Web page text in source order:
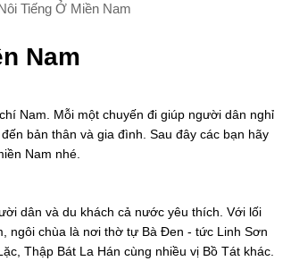
Tiếng Ở Miền Nam
Nam
Nam. Mỗi một chuyến đi giúp người dân nghỉ
bản thân và gia đình. Sau đây các bạn hãy
Nam nhé.
dân và du khách cả nước yêu thích. Với lối
ngôi chùa là nơi thờ tự Bà Đen - tức Linh Sơn
Thập Bát La Hán cùng nhiều vị Bồ Tát khác.